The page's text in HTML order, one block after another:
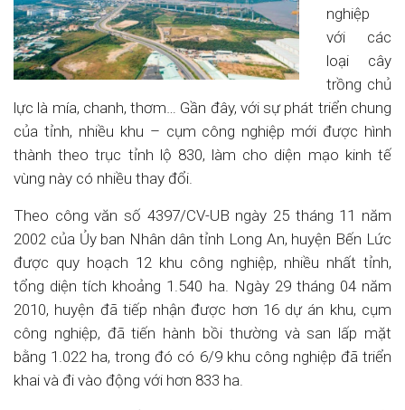
nghiệp
với các
loại cây
trồng chủ
lực là mía, chanh, thơm… Gần đây, với sự phát triển chung
của tỉnh, nhiều khu – cụm công nghiệp mới được hình
thành theo trục tỉnh lộ 830, làm cho diện mạo kinh tế
vùng này có nhiều thay đổi.
Theo công văn số 4397/CV-UB ngày 25 tháng 11 năm
2002 của Ủy ban Nhân dân tỉnh Long An, huyện Bến Lức
được quy hoạch 12 khu công nghiệp, nhiều nhất tỉnh,
tổng diện tích khoảng 1.540 ha. Ngày 29 tháng 04 năm
2010, huyện đã tiếp nhận được hơn 16 dự án khu, cụm
công nghiệp, đã tiến hành bồi thường và san lấp mặt
bằng 1.022 ha, trong đó có 6/9 khu công nghiệp đã triển
khai và đi vào động với hơn 833 ha.